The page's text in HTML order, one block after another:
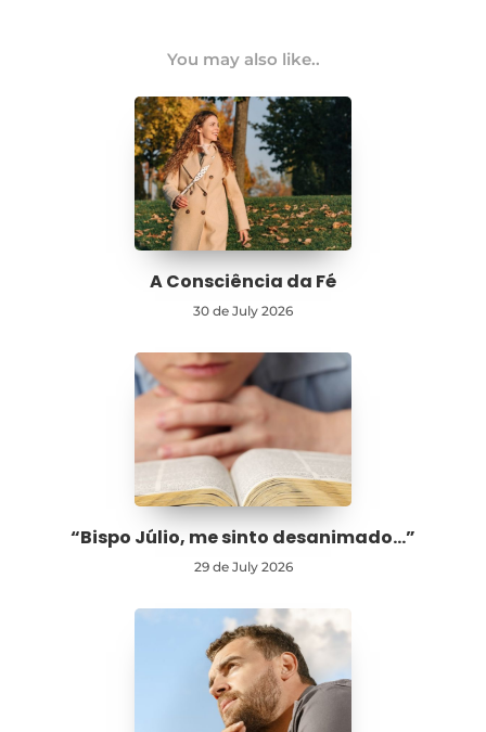
You may also like..
A Consciência da Fé
30 de July 2026
“Bispo Júlio, me sinto desanimado…”
29 de July 2026